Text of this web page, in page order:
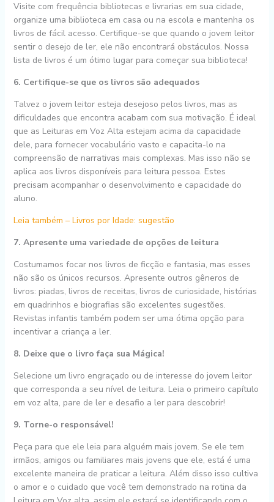
Visite com frequência bibliotecas e livrarias em sua cidade,
organize uma biblioteca em casa ou na escola e mantenha os
livros de fácil acesso. Certifique-se que quando o jovem leitor
sentir o desejo de ler, ele não encontrará obstáculos. Nossa
lista de livros é um ótimo lugar para começar sua biblioteca!
6. Certifique-se que os livros são adequados
Talvez o jovem leitor esteja desejoso pelos livros, mas as
dificuldades que encontra acabam com sua motivação. É ideal
que as Leituras em Voz Alta estejam acima da capacidade
dele, para fornecer vocabulário vasto e capacita-lo na
compreensão de narrativas mais complexas. Mas isso não se
aplica aos livros disponíveis para leitura pessoa. Estes
precisam acompanhar o desenvolvimento e capacidade do
aluno.
Leia também – Livros por Idade: sugestão
7. Apresente uma variedade de opções de leitura
Costumamos focar nos livros de ficção e fantasia, mas esses
não são os únicos recursos. Apresente outros gêneros de
livros: piadas, livros de receitas, livros de curiosidade, histórias
em quadrinhos e biografias são excelentes sugestões.
Revistas infantis também podem ser uma ótima opção para
incentivar a criança a ler.
8. Deixe que o livro faça sua Mágica!
Selecione um livro engraçado ou de interesse do jovem leitor
que corresponda a seu nível de leitura. Leia o primeiro capítulo
em voz alta, pare de ler e desafio a ler para descobrir!
9. Torne-o responsável!
Peça para que ele leia para alguém mais jovem. Se ele tem
irmãos, amigos ou familiares mais jovens que ele, está é uma
excelente maneira de praticar a leitura. Além disso isso cultiva
o amor e o cuidado que você tem demonstrado na rotina da